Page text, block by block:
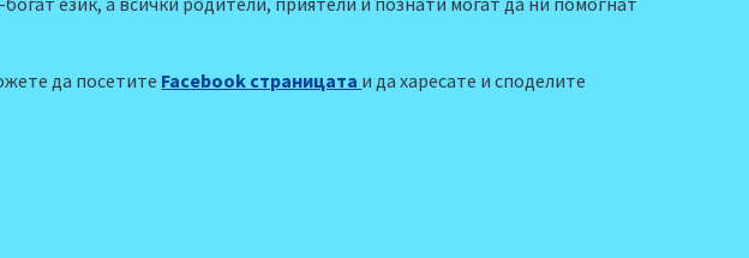
да посетите Facebook страницата и да харесате и споделите